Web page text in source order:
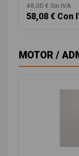
48,00 € Sin IVA
58,08 € Con
MOTOR /